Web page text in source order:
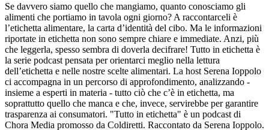
Se davvero siamo quello che mangiamo, quanto conosciamo gli
alimenti che portiamo in tavola ogni giorno? A raccontarceli è
l’etichetta alimentare, la carta d’identità del cibo. Ma le informazioni
riportate in etichetta non sono sempre chiare e immediate. Anzi, più
che leggerla, spesso sembra di doverla decifrare! Tutto in etichetta è
la serie podcast pensata per orientarci meglio nella lettura
dell’etichetta e nelle nostre scelte alimentari. La host Serena Ioppolo
ci accompagna in un percorso di approfondimento, analizzando -
insieme a esperti in materia - tutto ciò che c’è in etichetta, ma
soprattutto quello che manca e che, invece, servirebbe per garantire
trasparenza ai consumatori. "Tutto in etichetta" è un podcast di
Chora Media promosso da Coldiretti. Raccontato da Serena Ioppolo.